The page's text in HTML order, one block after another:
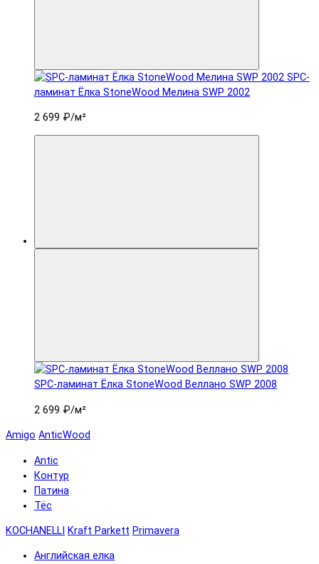
SPC-
ламинат Ëлка StoneWood Мелина SWP 2002
2 699 ₽/м²
SPC-ламинат Ëлка StoneWood Веллано SWP 2008
2 699 ₽/м²
Amigo AnticWood
Antic
Контур
Патина
Тёс
KOCHANELLI Kraft Parkett Primavera
Английская елка